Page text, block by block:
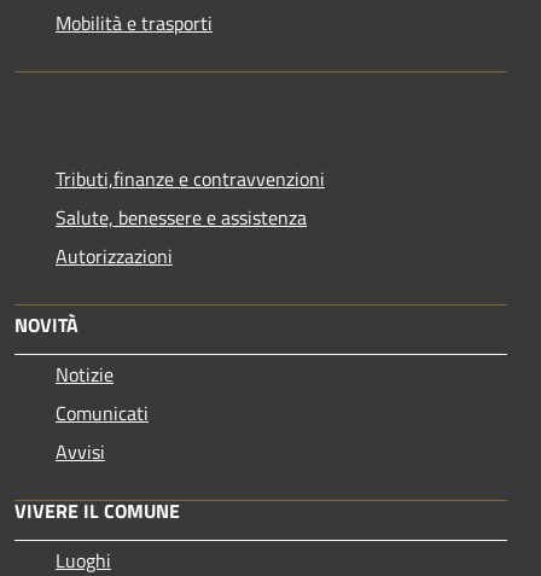
Mobilità e trasporti
Tributi,finanze e contravvenzioni
Salute, benessere e assistenza
Autorizzazioni
NOVITÀ
Notizie
Comunicati
Avvisi
VIVERE IL COMUNE
Luoghi